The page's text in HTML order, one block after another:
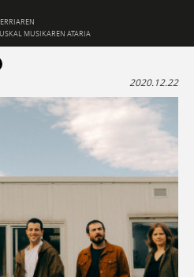
MUSIKAREN ATARIA
2020.12.22